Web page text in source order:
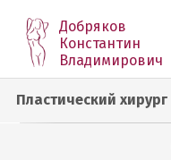
Добряков
Константин
Владимирович
Пластический хирург